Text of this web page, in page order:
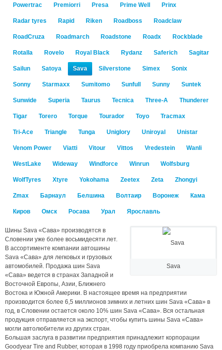
Powertrac Premiorri Presa Prime Well Prinx
Radar tyres Rapid Riken Roadboss Roadclaw
RoadCruza Roadmarch Roadstone Roadx Rockblade
Rotalla Rovelo Royal Black Rydanz Saferich Sagitar
Sailun Satoya Sava Silverstone Simex Sonix
Sonny Starmaxx Sumitomo Sunfull Sunny Suntek
Sunwide Superia Taurus Tecnica Three-A Thunderer
Tigar Torero Torque Tourador Toyo Tracmax
Tri-Ace Triangle Tunga Uniglory Uniroyal Unistar
Venom Power Viatti Vitour Vittos Vredestein Wanli
WestLake Wideway Windforce Winrun Wolfsburg
WolfTyres Xtyre Yokohama Zeetex Zeta Zhongyi
Zmax Барнаул Белшина Волтаир Воронеж Кама
Киров Омск Росава Урал Ярославль
Sava
Шины Sava «Сава» производятся в
Словении уже более восьмидесяти лет.
В ассортименте компании автошины
Sava «Сава» для легковых и грузовых
автомобилей. Продажа шин Sava
«Сава» ведется в странах Западной и
Восточной Европы, Азии, Ближнего
Востока и Южной Америки. В настоящее время на предприятии
производится более 6,5 миллионов зимних и летних шин Sava «Сава» в
год, в Словении остается около 10% шин Sava «Сава». Вся остальная
продукция отправляется на экспорт, чтобы купить шины Sava «Сава»
могли автолюбители из других стран.
Большая заслуга в развитии предприятия принадлежит корпорации
Goodyear Tire and Rubber, которая в 1998 году приобрела компанию Sava